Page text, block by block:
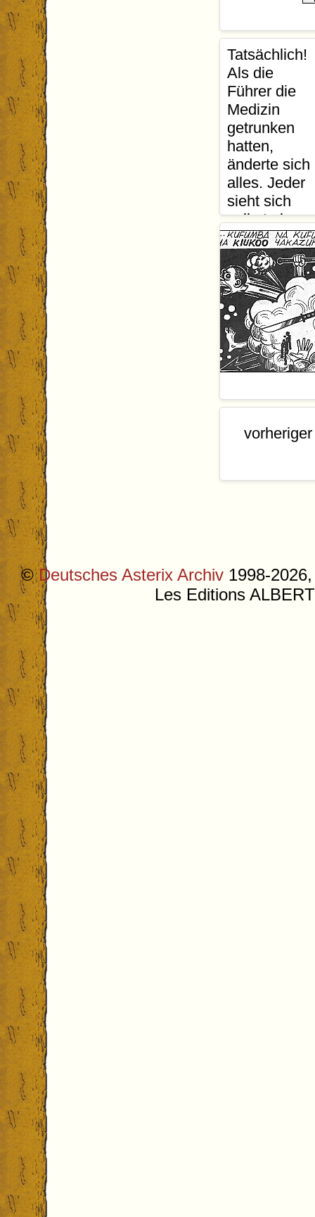
Barukuna,
abgibt.
Bi Arafa
werden, nur
ihr werdet
Madenge:
Tatsächlich!
Als die
Führer die
Medizin
getrunken
hatten,
änderte sich
alles. Jeder
sieht sich
selbst als
den einzig
Krieger:
Clans.
sollen sie
Und sofort
Bei den
©Deutsches Asterix Archiv 1998-
Les Editions